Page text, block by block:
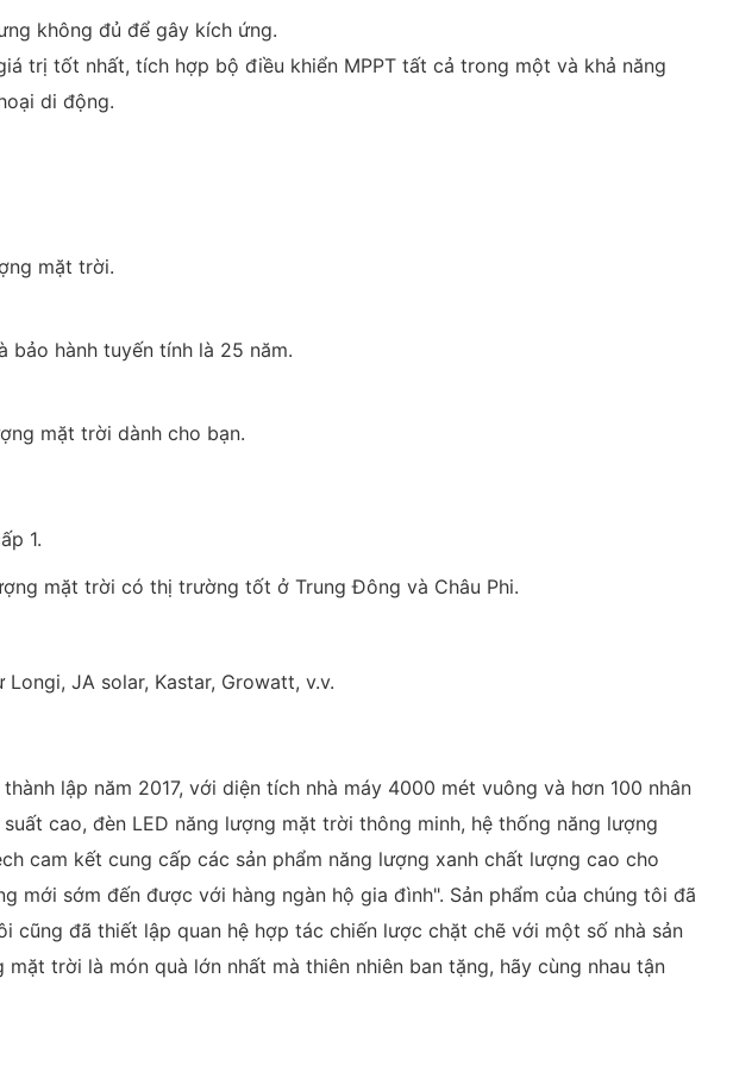
không đủ để gây kích ứng.
trị tốt nhất, tích hợp bộ điều khiển MPPT tất cả trong một và khả năng
di động.
mặt trời.
bảo hành tuyến tính là 25 năm.
mặt trời dành cho bạn.
1.
mặt trời có thị trường tốt ở Trung Đông và Châu Phi.
JA solar, Kastar, Growatt, v.v.
lập năm 2017, với diện tích nhà máy 4000 mét vuông và hơn 100 nhân
cao, đèn LED năng lượng mặt trời thông minh, hệ thống năng lượng
cam kết cung cấp các sản phẩm năng lượng xanh chất lượng cao cho
sớm đến được với hàng ngàn hộ gia đình". Sản phẩm của chúng tôi đã
cũng đã thiết lập quan hệ hợp tác chiến lược chặt chẽ với một số nhà sản
trời là món quà lớn nhất mà thiên nhiên ban tặng, hãy cùng nhau tận